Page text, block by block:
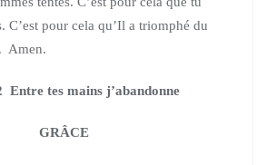
C’est pour cela qu’Il a triomphé du
Amen.
Entre tes mains j’abandonne
GRÂCE